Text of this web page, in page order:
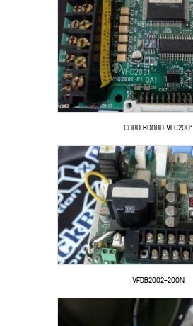
CARD BOARD VFC2001
VFDB2002-200N